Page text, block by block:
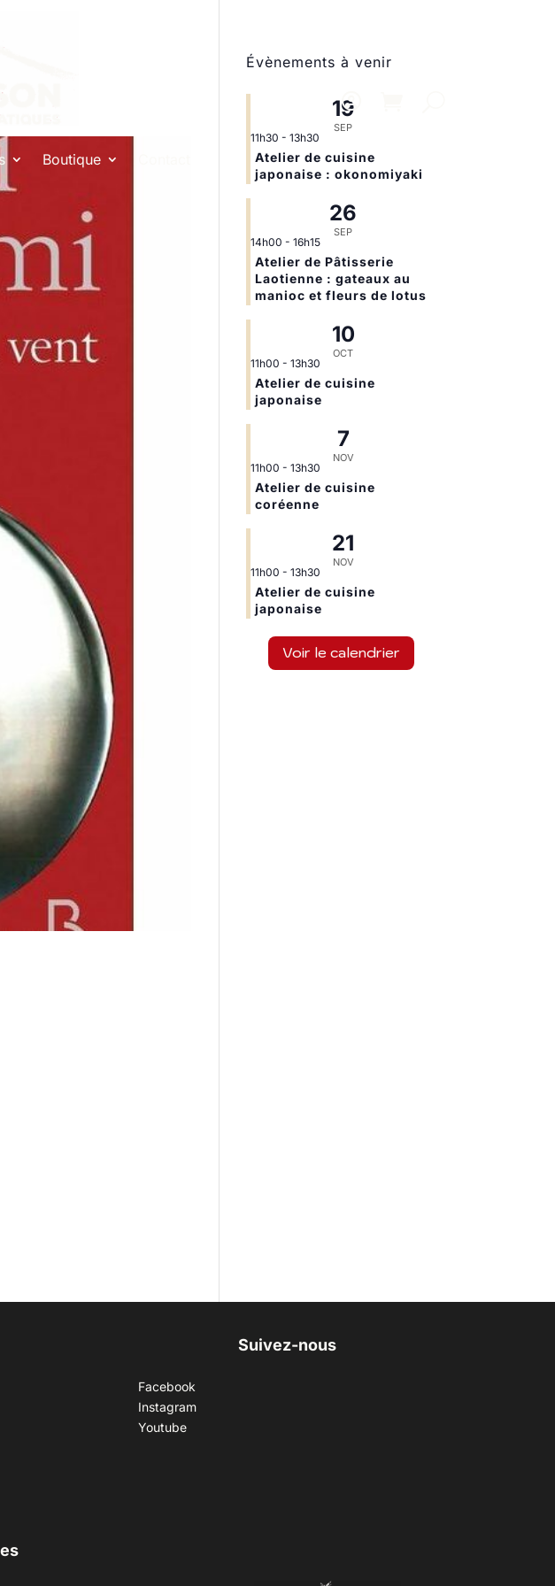
Boutique
Évènements à venir
19
SEP
11h30 - 13h30
Atelier de cuisine
japonaise : okonomiyaki
26
SEP
14h00 - 16h15
Atelier de Pâtisserie
Laotienne : gateaux au
manioc et fleurs de lotus
10
OCT
11h00 - 13h30
Atelier de cuisine
japonaise
7
NOV
11h00 - 13h30
Atelier de cuisine
coréenne
21
NOV
11h00 - 13h30
Atelier de cuisine
japonaise
Voir le calendrier
Suivez-nous
Facebook
Instagram
Youtube